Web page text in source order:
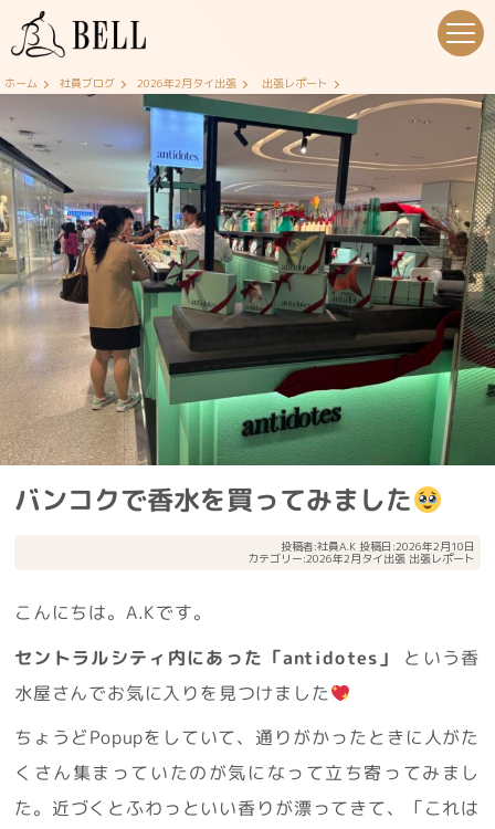
ホーム 社員ブログ 2026年2月タイ出張 出張レポート
バンコクで香水を買ってみました
投稿者:社員A.K 投稿日:2026年2月10日
カテゴリー:2026年2月タイ出張 出張レポート
こんにちは。A.Kです。
セントラルシティ内にあった「antidotes」 という香
水屋さんでお気に入りを見つけました
ちょうどPopupをしていて、通りがかったときに人がた
くさん集まっていたのが気になって立ち寄ってみまし
た。近づくとふわっといい香りが漂ってきて、「これは